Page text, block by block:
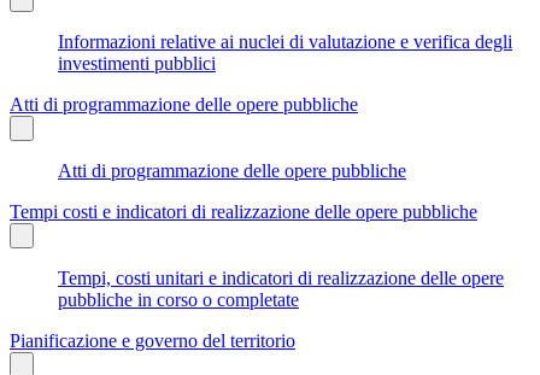
Informazioni relative ai nuclei di valutazione e verifica degli
investimenti pubblici
Atti di programmazione delle opere pubbliche
Atti di programmazione delle opere pubbliche
Tempi costi e indicatori di realizzazione delle opere pubbliche
Tempi, costi unitari e indicatori di realizzazione delle opere
pubbliche in corso o completate
Pianificazione e governo del territorio